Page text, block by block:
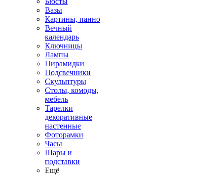
Вазы
Картины, панно
Вечный
календарь
Ключницы
Лампы
Пирамидки
Подсвечники
Скульптуры
Столы, комоды,
мебель
Тарелки
декоративные
настенные
Фоторамки
Часы
Шары и
подставки
Ещё